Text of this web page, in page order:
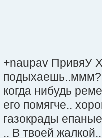
+naupav ПривяУ
подыхаешь..ммм?
когда нибудь
его помягче..
газокрады епаные
.. В твоей